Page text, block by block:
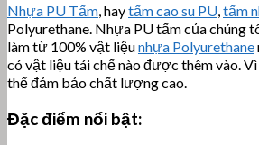
Nhựa PU Tấm, haytấm cao su PU,tấm
Polyurethane. Nhựa PU tấm của chúng
làm từ 100% vật liệunhựa Polyurethane
có vật liệu tái chế nào được thêm vào.
thể đảm bảo chất lượng cao.
Đặc điểm nổi bật: